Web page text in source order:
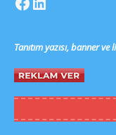
Tanıtım yazısı, banner